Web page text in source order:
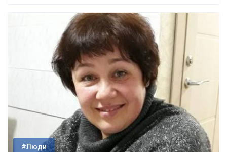
#Люди